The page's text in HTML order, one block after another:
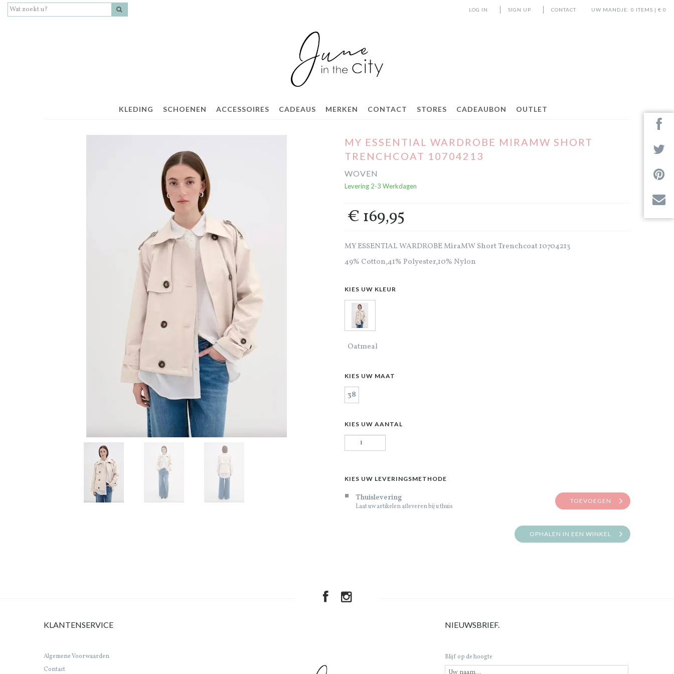
UW MANDJE: 0 ITEMS | € 0
LOG IN SIGN UP CONTACT
KLEDING SCHOENEN ACCESSOIRES CADEAUS MERKEN CONTACT STORES CADEAUBON OUTLET
MY ESSENTIAL WARDROBE MIRAMW SHORT
TRENCHCOAT 10704213
WOVEN
Levering 2-3 Werkdagen
€ 169,95
MY ESSENTIAL WARDROBE MiraMW Short Trenchcoat 10704213
49% Cotton,41% Polyester,10% Nylon
KIES UW KLEUR
Oatmeal
KIES UW MAAT
38
KIES UW AANTAL
KIES UW LEVERINGSMETHODE
Thuislevering
Laat uw artikelen afleveren bij u thuis
TOEVOEGEN
OPHALEN IN EEN WINKEL
KLANTENSERVICE
Algemene Voorwaarden
Contact
NIEUWSBRIEF.
Blijf op de hoogte